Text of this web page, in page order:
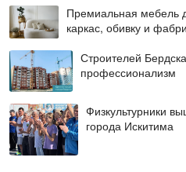
Премиальная мебель
каркас, обивку и
Строителей
профессионализм
Физкультурники
города Искитима